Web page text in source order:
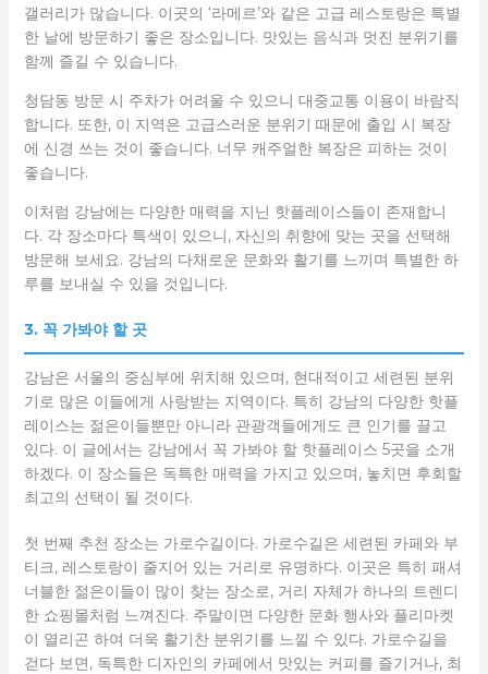
갤러리가 많습니다. 이곳의 ‘라메르’와 같은 고급 레스토랑은 특별
한 날에 방문하기 좋은 장소입니다. 맛있는 음식과 멋진 분위기를
함께 즐길 수 있습니다.
청담동 방문 시 주차가 어려울 수 있으니 대중교통 이용이 바람직
합니다. 또한, 이 지역은 고급스러운 분위기 때문에 출입 시 복장
에 신경 쓰는 것이 좋습니다. 너무 캐주얼한 복장은 피하는 것이
좋습니다.
이처럼 강남에는 다양한 매력을 지닌 핫플레이스들이 존재합니
다. 각 장소마다 특색이 있으니, 자신의 취향에 맞는 곳을 선택해
방문해 보세요. 강남의 다채로운 문화와 활기를 느끼며 특별한 하
루를 보내실 수 있을 것입니다.
3. 꼭 가봐야 할 곳
강남은 서울의 중심부에 위치해 있으며, 현대적이고 세련된 분위
기로 많은 이들에게 사랑받는 지역이다. 특히 강남의 다양한 핫플
레이스는 젊은이들뿐만 아니라 관광객들에게도 큰 인기를 끌고
있다. 이 글에서는 강남에서 꼭 가봐야 할 핫플레이스 5곳을 소개
하겠다. 이 장소들은 독특한 매력을 가지고 있으며, 놓치면 후회할
최고의 선택이 될 것이다.
첫 번째 추천 장소는 가로수길이다. 가로수길은 세련된 카페와 부
티크, 레스토랑이 줄지어 있는 거리로 유명하다. 이곳은 특히 패셔
너블한 젊은이들이 많이 찾는 장소로, 거리 자체가 하나의 트렌디
한 쇼핑몰처럼 느껴진다. 주말이면 다양한 문화 행사와 플리마켓
이 열리곤 하여 더욱 활기찬 분위기를 느낄 수 있다. 가로수길을
걷다 보면, 독특한 디자인의 카페에서 맛있는 커피를 즐기거나, 최